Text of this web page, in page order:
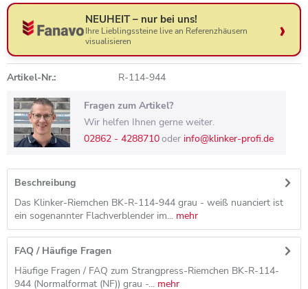
NEUHEIT – nur bei uns!
Ihre Lieblingssteine live an Referenzhäusern
visualisieren
Artikel-Nr.: R-114-944
Fragen zum Artikel?
Wir helfen Ihnen gerne weiter.
02862 - 4288710oder info@klinker-profi.de
Beschreibung
Das Klinker-Riemchen BK-R-114-944 grau - weiß nuanciert ist
ein sogenannter Flachverblender im... mehr
FAQ / Häufige Fragen
Häufige Fragen / FAQ zum Strangpress-Riemchen BK-R-114-
944 (Normalformat (NF)) grau -... mehr